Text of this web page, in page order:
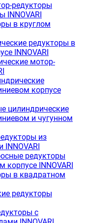
редукторы
INNOVARI
в круглом
редукторы в
INNOVARI
мотор-
корпусе
цилиндрические
и чугунном
из
редукторы
корпусе INNOVARI
в квадратном
редукторы
с